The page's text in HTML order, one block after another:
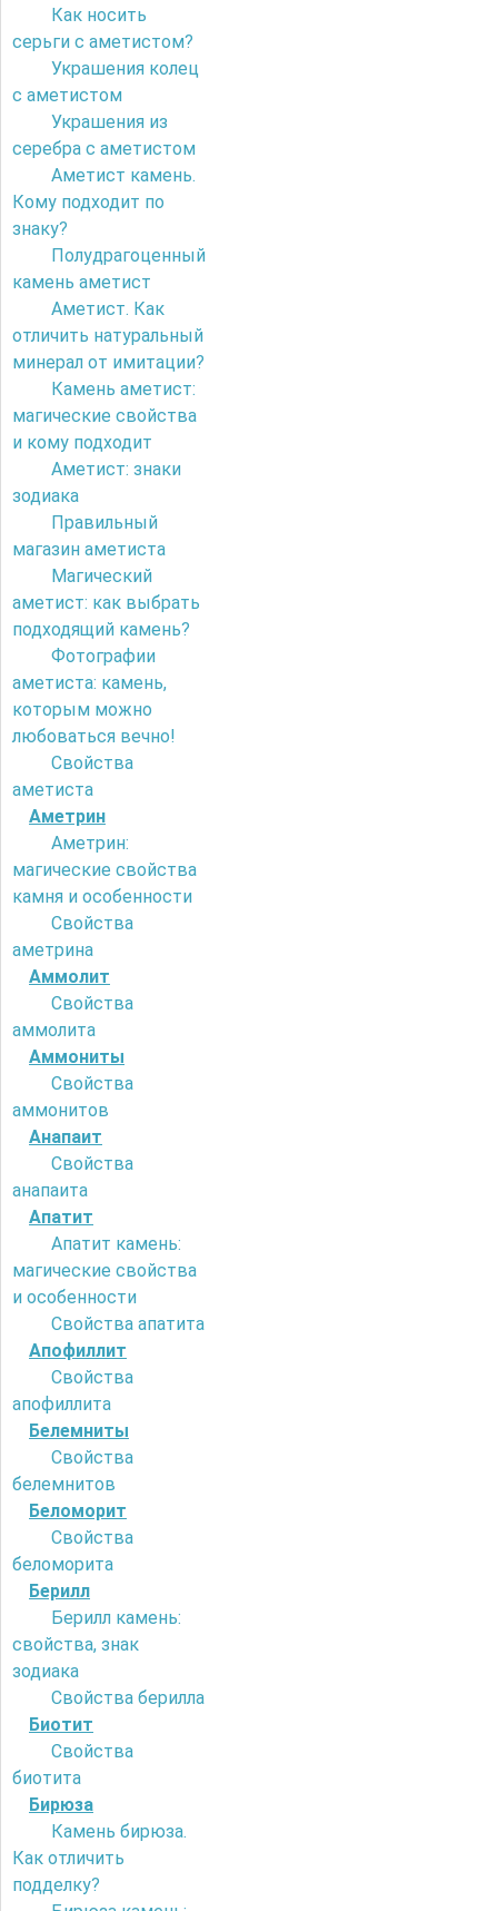
Как носить
серьги с аметистом?
Украшения колец
с аметистом
Украшения из
серебра с аметистом
Аметист камень.
Кому подходит по
знаку?
Полудрагоценный
камень аметист
Аметист. Как
отличить натуральный
минерал от имитации?
Камень аметист:
магические свойства
и кому подходит
Аметист: знаки
зодиака
Правильный
магазин аметиста
Магический
аметист: как выбрать
подходящий камень?
Фотографии
аметиста: камень,
которым можно
любоваться вечно!
Свойства
аметиста
Аметрин
Аметрин:
магические свойства
камня и особенности
Свойства
аметрина
Аммолит
Свойства
аммолита
Аммониты
Свойства
аммонитов
Анапаит
Свойства
анапаита
Апатит
Апатит камень:
магические свойства
и особенности
Свойства апатита
Апофиллит
Свойства
апофиллита
Белемниты
Свойства
белемнитов
Беломорит
Свойства
беломорита
Берилл
Берилл камень:
свойства, знак
зодиака
Свойства берилла
Биотит
Свойства
биотита
Бирюза
Камень бирюза.
Как отличить
подделку?